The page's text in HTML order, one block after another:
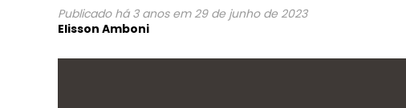
Publicado há 3 anos em 29 de junho de 2023
Elisson Amboni